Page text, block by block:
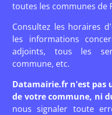
toutes les communes de
Consultez les horaires
les informations
adjoints, tous les
commune, etc.
Datamairie.fr n'est pas
de votre commune, ni
nous signaler toute